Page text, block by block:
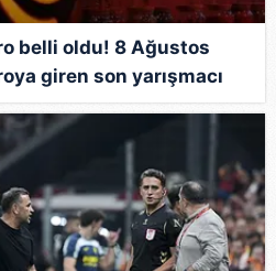
belli oldu! 8 Ağustos
giren son yarışmacı